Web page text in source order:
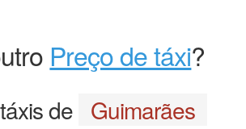
Preço de táxi?
de Guimarães